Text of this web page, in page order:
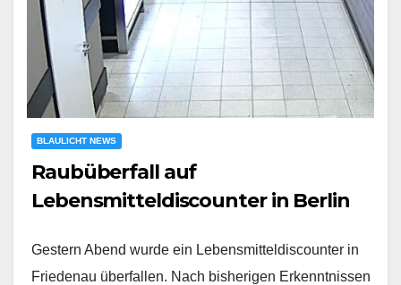
BLAULICHT NEWS
Raubüberfall auf
Lebensmitteldiscounter in Berlin
Gestern Abend wurde ein Lebensmitteldiscounter in
Friedenau überfallen. Nach bisherigen Erkenntnissen